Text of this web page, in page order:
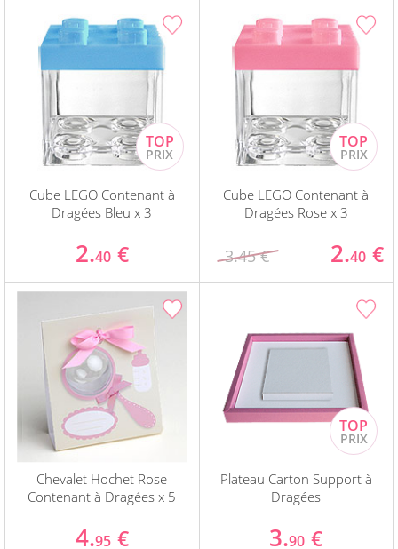
Cube LEGO Contenant à
Dragées Bleu x 3
2.40 €
Cube LEGO Contenant à
Dragées Rose x 3
3.45 € 2.40 €
Chevalet Hochet Rose
Contenant à Dragées x 5
4.95 €
Plateau Carton Support à
Dragées
3.90 €